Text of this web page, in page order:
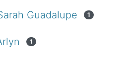
Guadalupe 1
1